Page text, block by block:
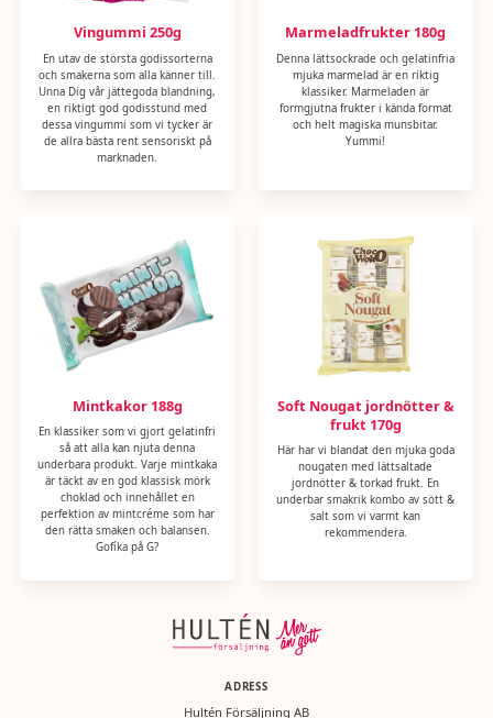
Vingummi 250g
En utav de största godissorterna
och smakerna som alla känner till.
Unna Dig vår jättegoda blandning,
en riktigt god godisstund med
dessa vingummi som vi tycker är
de allra bästa rent sensoriskt på
marknaden.
Marmeladfrukter 180g
Denna lättsockrade och gelatinfria
mjuka marmelad är en riktig
klassiker. Marmeladen är
formgjutna frukter i kända format
och helt magiska munsbitar.
Yummi!
Mintkakor 188g
En klassiker som vi gjort gelatinfri
så att alla kan njuta denna
underbara produkt. Varje mintkaka
är täckt av en god klassisk mörk
choklad och innehållet en
perfektion av mintcréme som har
den rätta smaken och balansen.
Gofíka på G?
Soft Nougat jordnötter &
frukt 170g
Här har vi blandat den mjuka goda
nougaten med lättsaltade
jordnötter & torkad frukt. En
underbar smakrik kombo av sött &
salt som vi varmt kan
rekommendera.
ADRESS
Hultén Försäljning AB